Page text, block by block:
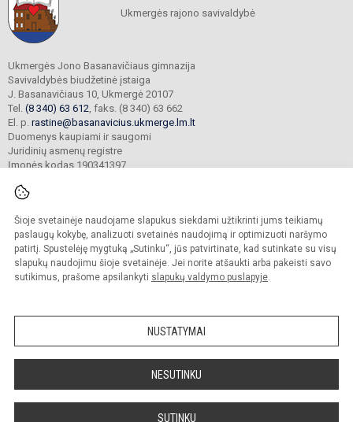
Šioje svetainėje naudojame slapukus siekdami užtikrinti jums teikiamų
paslaugų kokybę, analizuoti svetainės naudojimą ir optimizuoti naršymo
patirtį. Spustelėję mygtuką „Sutinku“, jūs patvirtinate, kad sutinkate su visų
slapukų naudojimu šioje svetainėje. Jei norite atšaukti arba pakeisti savo
sutikimus, prašome apsilankyti slapukų valdymo puslapyje.
NUSTATYMAI
NESUTINKU
SUTINKU
Ukmergės rajono savivaldybė
Ukmergės Jono Basanavičiaus gimnazija
Savivaldybės biudžetinė įstaiga
J. Basanavičiaus 10, Ukmergė 20107
Tel. (8 340) 63 612 , faks. (8 340) 63 662
El. p. rastine@basanavicius.ukmerge.lm.lt
Duomenys kaupiami ir saugomi
Juridinių asmenų registre
Įmonės kodas 190341397
© 2023. Ukmergės Jono Basanavičiaus gimnazija. Visos teisės saugomos.
Kopijuoti turinį be raštiško gimnazijos sutikimo griežtai draudžiama.
Prieinamumo paraiška Slapukų politika
Sumanus būdas atnaujinti